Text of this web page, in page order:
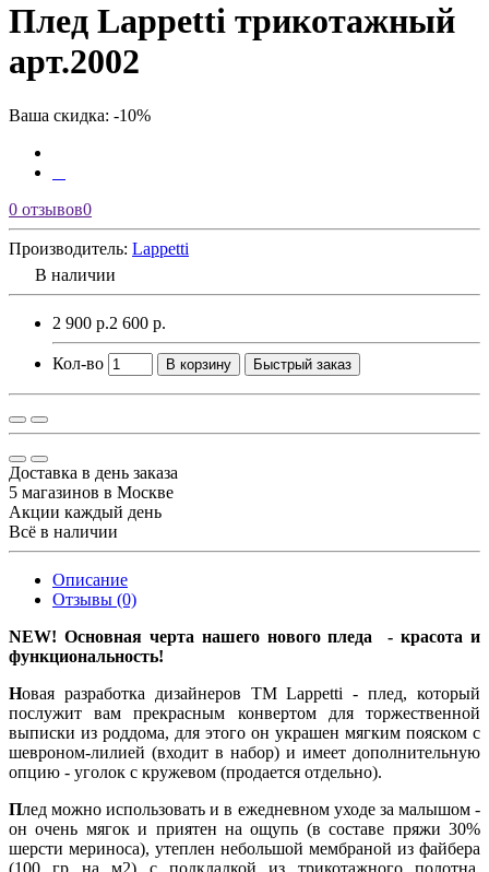
Плед Lappetti трикотажный
арт.2002
Ваша скидка: -10%
0 отзывов0
Производитель: Lappetti
В наличии
2 900 р.2 600 р.
Кол-во В корзину Быстрый заказ
Доставка в день заказа
5 магазинов в Москве
Акции каждый день
Всё в наличии
Описание
Отзывы (0)
NEW! Основная черта нашего нового пледа - красота и
функциональность!
Новая разработка дизайнеров ТМ Lappetti - плед, который
послужит вам прекрасным конвертом для торжественной
выписки из роддома, для этого он украшен мягким пояском с
шевроном-лилией (входит в набор) и имеет дополнительную
опцию - уголок с кружевом (продается отдельно).
Плед можно использовать и в ежедневном уходе за малышом -
он очень мягок и приятен на ощупь (в составе пряжи 30%
шерсти мериноса), утеплен небольшой мембраной из файбера
(100 гр на м2) с подкладкой из трикотажного полотна,